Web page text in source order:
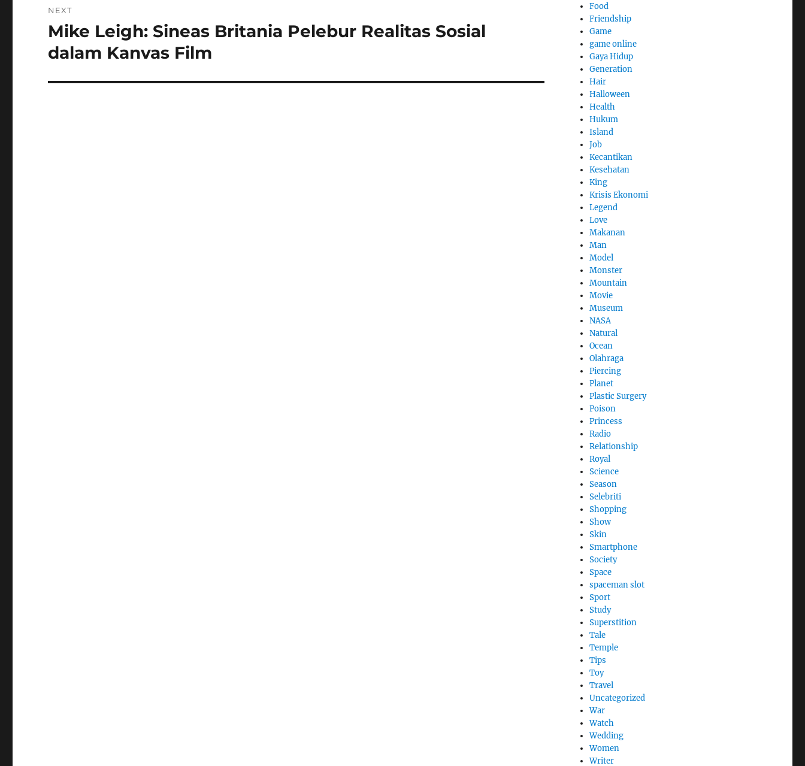
NEXT
Next
post:
Mike Leigh: Sineas Britania Pelebur Realitas Sosial
dalam Kanvas Film
Food
Friendship
Game
game online
Gaya Hidup
Generation
Hair
Halloween
Health
Hukum
Island
Job
Kecantikan
Kesehatan
King
Krisis Ekonomi
Legend
Love
Makanan
Man
Model
Monster
Mountain
Movie
Museum
NASA
Natural
Ocean
Olahraga
Piercing
Planet
Plastic Surgery
Poison
Princess
Radio
Relationship
Royal
Science
Season
Selebriti
Shopping
Show
Skin
Smartphone
Society
Space
spaceman slot
Sport
Study
Superstition
Tale
Temple
Tips
Toy
Travel
Uncategorized
War
Watch
Wedding
Women
Writer